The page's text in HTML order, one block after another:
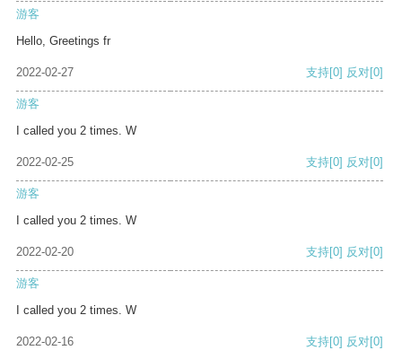
游客
Hello, Greetings fr
2022-02-27 支持[0] 反对[0]
游客
I called you 2 times. W
2022-02-25 支持[0] 反对[0]
游客
I called you 2 times. W
2022-02-20 支持[0] 反对[0]
游客
I called you 2 times. W
2022-02-16 支持[0] 反对[0]